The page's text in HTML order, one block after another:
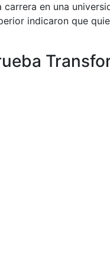
en una
indicaron que